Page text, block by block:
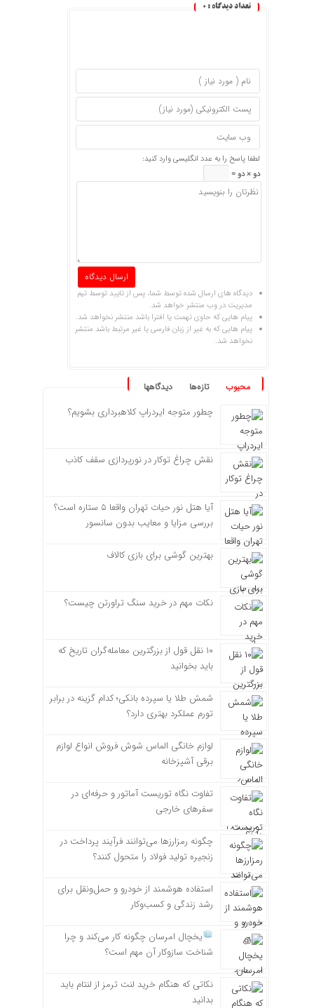
تعداد دیدگاه : 0
لطفا پاسخ را به عدد انگلیسی وارد کنید:
دو × دو =
دیدگاه های ارسال شده توسط شما، پس از تایید توسط تیم
مدیریت در وب منتشر خواهد شد.
پیام هایی که حاوی تهمت یا افترا باشد منتشر نخواهد شد.
پیام هایی که به غیر از زبان فارسی یا غیر مرتبط باشد منتشر
نخواهد شد.
محبوب تازه‌ها دیدگاهها
چطور متوجه ایردراپ کلاهبرداری بشویم؟
نقش چراغ توکار در نورپردازی سقف کاذب
آیا هتل نور حیات تهران واقعا ۵ ستاره است؟
بررسی مزایا و معایب بدون سانسور
بهترین گوشی برای بازی کالاف
نکات مهم در خرید سنگ تراورتن چیست؟
۱۰ نقل قول از بزرگترین معامله‌گران تاریخ که
باید بخوانید
شمش طلا یا سپرده بانکی؛ کدام گزینه در برابر
تورم عملکرد بهتری دارد؟
لوازم خانگی الماس شوش فروش انواع لوازم
برقی آشپزخانه
تفاوت نگاه توریست آماتور و حرفه‌ای در
سفرهای خارجی
چگونه رمزارزها می‌توانند فرآیند پرداخت در
زنجیره تولید فولاد را متحول کنند؟
استفاده هوشمند از خودرو و حمل‌ونقل برای
رشد زندگی و کسب‌وکار
یخچال امرسان چگونه کار می‌کند و چرا
شناخت سازوکار آن مهم است؟
نکاتی که هنگام خرید لنت ترمز از لنتام باید
بدانید